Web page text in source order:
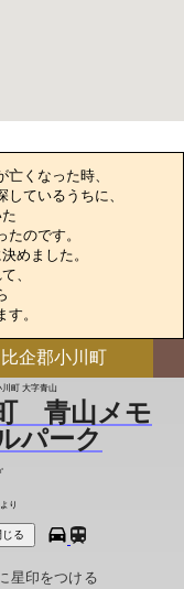
亡くなった時、
ているうちに、
のです。
めました。
、
。
比企郡小川町
町 大字青山
青山メモ
パーク
り
る
星印をつける